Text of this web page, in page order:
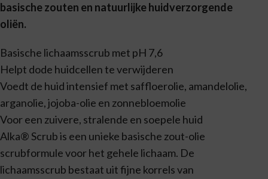
basische zouten en natuurlijke huidverzorgende
oliën.
Basische lichaamsscrub met pH 7,6
Helpt dode huidcellen te verwijderen
Voedt de huid intensief met saffloerolie, amandelolie,
arganolie, jojoba-olie en zonnebloemolie
Voor een zuivere, stralende en soepele huid
Alka® Scrub is een unieke basische zout-olie
scrubformule voor het gehele lichaam. De
lichaamsscrub bestaat uit fijne korrels van